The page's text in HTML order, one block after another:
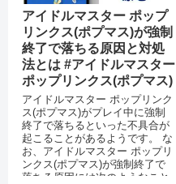
アイドルマスター ポップ
リンクス(ポプマス)が強制
終了で落ちる原因と対処
法とは #アイドルマスター
ポップリンクス(ポプマス)
アイドルマスター ポップリンク
ス(ポプマス)がプレイ中に強制
終了で落ちるといった不具合が
起こることがあるようです。 な
お、アイドルマスター ポップリ
ンクス(ポプマス)が強制終了で
落ちる原因には次のようなこと